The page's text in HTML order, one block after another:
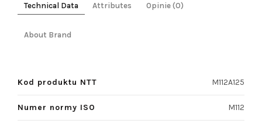
Technical Data Attributes Opinie (0)
About Brand
Kod produktu NTT M112A125
Numer normy ISO M112